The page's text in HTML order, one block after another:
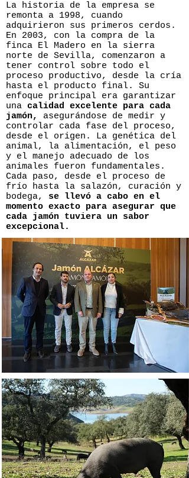
La historia de la empresa se
remonta a 1998, cuando
adquirieron sus primeros cerdos.
En 2003, con la compra de la
finca El Madero en la sierra
norte de Sevilla, comenzaron a
tener control sobre todo el
proceso productivo, desde la cría
hasta el producto final. Su
enfoque principal era garantizar
una calidad excelente para cada
jamón,
asegurándose de medir y
controlar cada fase del proceso,
desde el origen. La genética del
animal, la alimentación, el peso
y el manejo adecuado de los
animales fueron fundamentales.
Cada paso, desde el proceso de
frío hasta la salazón, curación y
bodega, se llevó a cabo en el
momento exacto para asegurar que
cada jamón tuviera un sabor
excepcional.